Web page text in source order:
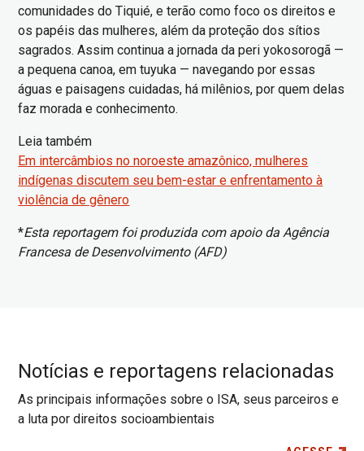
comunidades do Tiquié, e terão como foco os direitos e
os papéis das mulheres, além da proteção dos sítios
sagrados. Assim continua a jornada da peri yokosorogã —
a pequena canoa, em tuyuka — navegando por essas
águas e paisagens cuidadas, há milênios, por quem delas
faz morada e conhecimento.
Leia também
Em intercâmbios no noroeste amazônico, mulheres
indígenas discutem seu bem-estar e enfrentamento à
violência de gênero
*Esta reportagem foi produzida com apoio da Agência
Francesa de Desenvolvimento (AFD)
Notícias e reportagens relacionadas
As principais informações sobre o ISA, seus parceiros e
a luta por direitos socioambientais